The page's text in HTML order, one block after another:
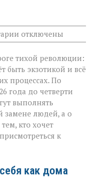
к
записи
не
придёт
табличкой
“вы
уволены” — он
тихо
перепишет
правила
игры»
отключены
тихой революции:
быть экзотикой и всё
процессах. По
года до четверти
выполнять
замене людей, а о
кто хочет
к
как дома